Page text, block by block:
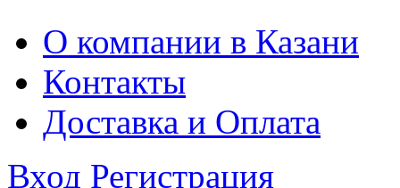
О компании в Казани
Контакты
Доставка и Оплата
Вход Регистрация